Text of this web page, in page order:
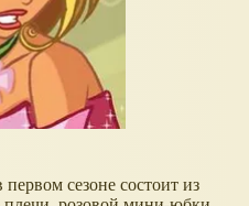
сезоне состоит из